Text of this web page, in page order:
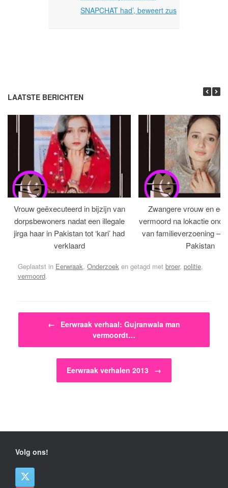
SNAPCHAT had’, beweert zus
LAATSTE BERICHTEN
Vrouw geëxecuteerd in bijzijn van
dorpsbewoners nadat een illegale
jirga haar in Pakistan tot ‘kari’ had
verklaard
Zwangere vrouw en
vermoord na lokactie
van familieverzoening –
Pakistan
Geplaatst in Eerwraak, Onderzoek en getagd met broer, politie,
vermoord.
Bericht navigatie
←
Eerwraak verhaal: Gujranwala man
vermoordt…
Eerwraak verhalen 2013 →
Volg ons!